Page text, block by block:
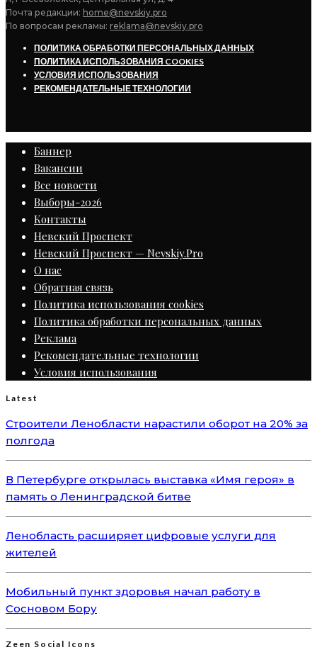
Почта редакции: home@nevskiy.pro
По вопросам рекламы: reklama@nevskiy.pro
ПОЛИТИКА ОБРАБОТКИ ПЕРСОНАЛЬНЫХ ДАННЫХ
ПОЛИТИКА ИСПОЛЬЗОВАНИЯ COOKIES
УСЛОВИЯ ИСПОЛЬЗОВАНИЯ
РЕКОМЕНДАТЕЛЬНЫЕ ТЕХНОЛОГИИ
Баннер
Вакансии
Все новости
Выборы-2026
Контакты
Невский Проспект
Невский Проспект — Nevskiy.Pro
О нас
Обратная связь
Политика использования cookies
Политика обработки персональных данных
Реклама
Рекомендательные технологии
Условия использования
Latest
Строители Ленобласти нарастили оборот на 20% за
полгода
В Петербурге открылась выставка «Имя героя» в
память о Ленинградской битве
Ленобласть расширяет цифровые услуги для
жителей
Мобильный пункт здоровья начал работу в
Сосновом Бору
Zeen Social Icons